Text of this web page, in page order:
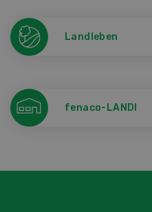
Landleben
fenaco-LANDI